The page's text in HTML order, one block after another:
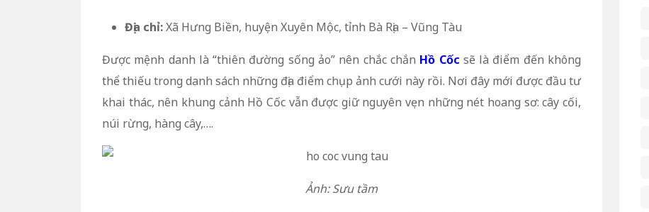
Địa chỉ:Xã Hưng Biền, huyện Xuyên Mộc, tỉnh Bà Rịa – Vũng Tàu
Được mệnh danh là “thiên đường sống ảo” nên chắc chắn Hồ Cốc sẽ là điểm đến không
thể thiếu trong danh sách những địa điểm chụp ảnh cưới này rồi. Nơi đây mới được đầu tư
khai thác, nên khung cảnh Hồ Cốc vẫn được giữ nguyên vẹn những nét hoang sơ: cây cối,
núi rừng, hàng cây,….
Ảnh: Sưu tầm